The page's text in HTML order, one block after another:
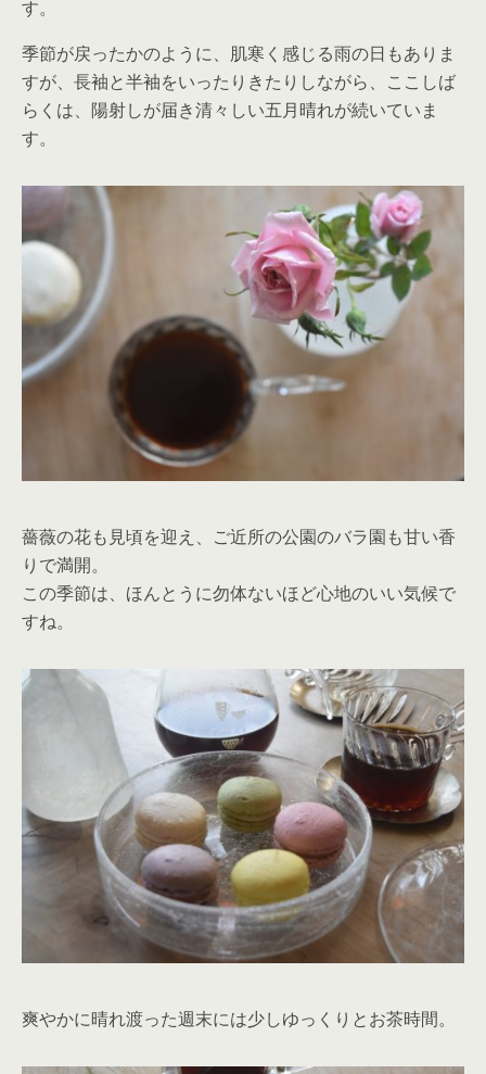
す。
季節が戻ったかのように、肌寒く感じる雨の日もありま
すが、長袖と半袖をいったりきたりしながら、ここしば
らくは、陽射しが届き清々しい五月晴れが続いていま
す。
薔薇の花も見頃を迎え、ご近所の公園のバラ園も甘い香
りで満開。
この季節は、ほんとうに勿体ないほど心地のいい気候で
すね。
爽やかに晴れ渡った週末には少しゆっくりとお茶時間。